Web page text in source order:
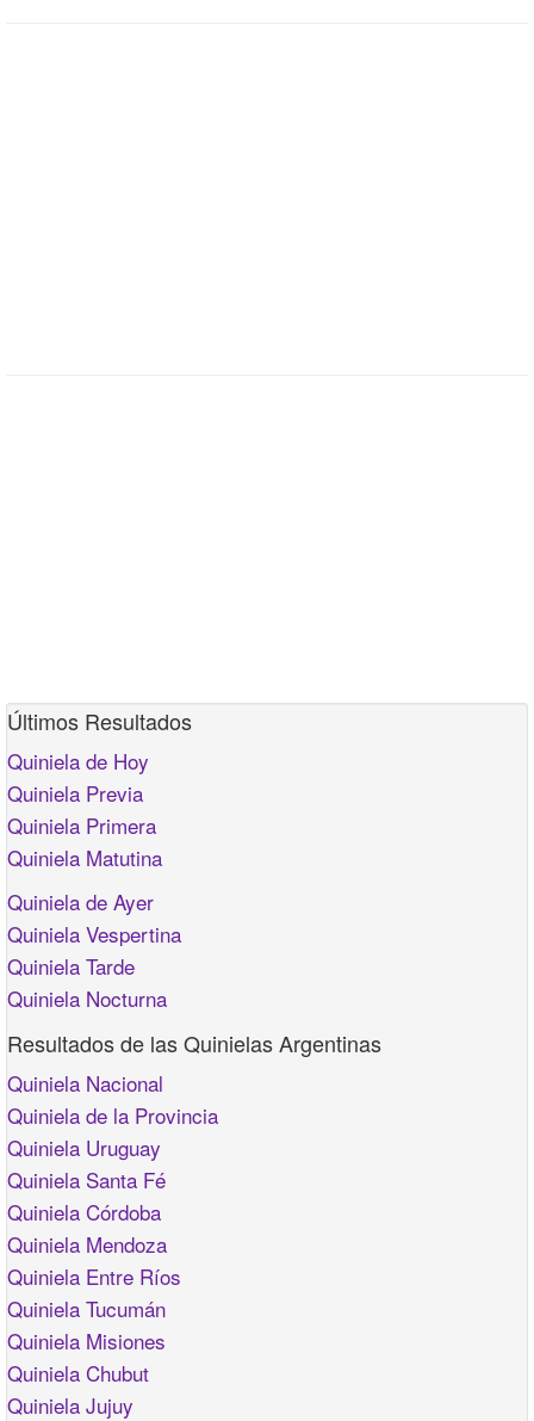
Últimos Resultados
Quiniela de Hoy
Quiniela Previa
Quiniela Primera
Quiniela Matutina
Quiniela de Ayer
Quiniela Vespertina
Quiniela Tarde
Quiniela Nocturna
Resultados de las Quinielas Argentinas
Quiniela Nacional
Quiniela de la Provincia
Quiniela Uruguay
Quiniela Santa Fé
Quiniela Córdoba
Quiniela Mendoza
Quiniela Entre Ríos
Quiniela Tucumán
Quiniela Misiones
Quiniela Chubut
Quiniela Jujuy